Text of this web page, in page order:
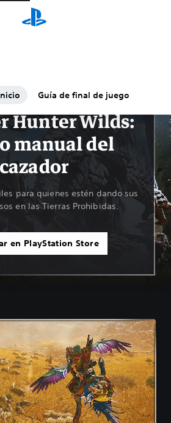
Guía de final de juego
Hunter Wilds:
manual del
cazador
para quienes estén dando sus
en las Tierras Prohibidas.
en PlayStation Store